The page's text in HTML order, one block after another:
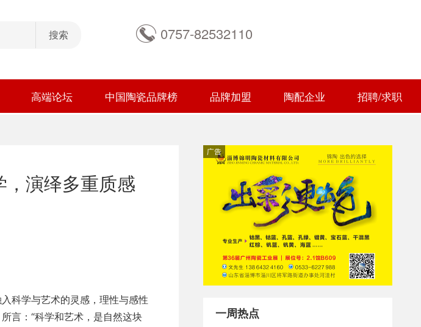
0757-82532110
高端论坛 中国陶瓷品牌榜 品牌加盟 陶配企业 招聘/求职
演绎多重质感
科学与艺术的灵感，理性与感性
言：“科学和艺术，是自然这块
一周热点